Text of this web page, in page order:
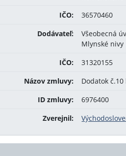
IČO:
36570460
Dodávateľ:
Všeobecná
Mlynské nivy
IČO:
31320155
Názov zmluvy:
Dodatok
ID zmluvy:
6976400
Zverejnil: